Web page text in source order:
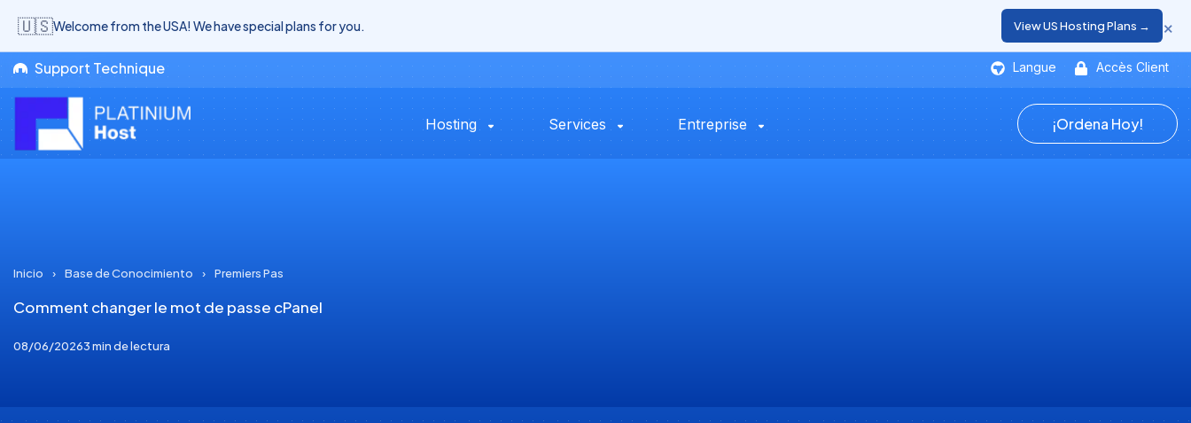
Support Technique Langue Accès Client
Hosting Services Entreprise ¡Ordena Hoy!
🇺🇸Welcome from the USA! We have special plans for you. View US Hosting Plans → ×
Inicio › Base de Conocimiento › Premiers Pas
Comment changer le mot de passe cPanel
08/06/20263 min de lectura